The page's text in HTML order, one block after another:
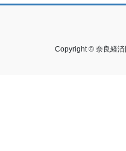
Copyright © 奈良経